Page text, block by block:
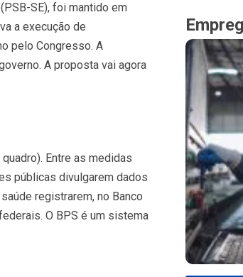
SE), foi mantido em
a execução de
pelo Congresso. A
A proposta vai agora
Entre as medidas
públicas divulgarem dados
registrarem, no Banco
O BPS é um sistema